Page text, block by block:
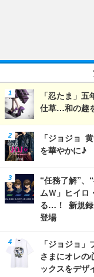
「忍たま」
仕草…和の趣
「ジョジョ
を華やかに♪
“任務了解”、
ムＷ」ヒイロ
る…！ 新規録
登場
「ジョジョ
さまにオレの
ックスをデザ